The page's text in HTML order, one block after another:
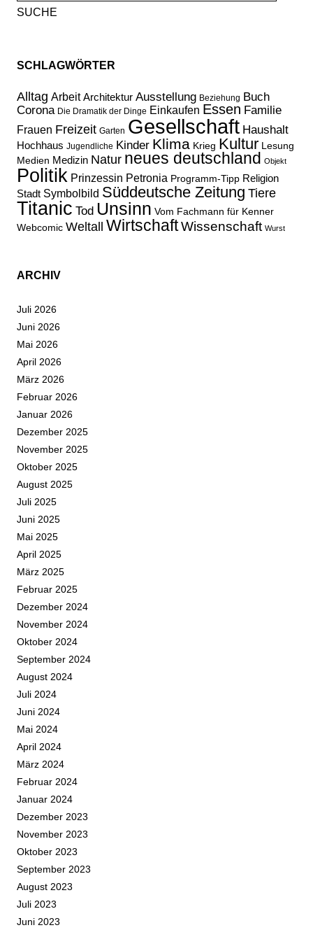
nach:
SCHLAGWÖRTER
Alltag Arbeit Architektur Ausstellung Beziehung Buch
Corona Die Dramatik der Dinge Einkaufen Essen Familie
Frauen Freizeit Garten Gesellschaft Haushalt
Hochhaus Jugendliche Kinder Klima Krieg Kultur Lesung
Medien Medizin Natur neues deutschland Objekt
Politik Prinzessin Petronia Programm-Tipp Religion
Stadt Symbolbild Süddeutsche Zeitung Tiere
Titanic Tod Unsinn Vom Fachmann für Kenner
Webcomic Weltall WirtschaftWissenschaft Wurst
ARCHIV
Juli 2026
Juni 2026
Mai 2026
April 2026
März 2026
Februar 2026
Januar 2026
Dezember 2025
November 2025
Oktober 2025
August 2025
Juli 2025
Juni 2025
Mai 2025
April 2025
März 2025
Februar 2025
Dezember 2024
November 2024
Oktober 2024
September 2024
August 2024
Juli 2024
Juni 2024
Mai 2024
April 2024
März 2024
Februar 2024
Januar 2024
Dezember 2023
November 2023
Oktober 2023
September 2023
August 2023
Juli 2023
Juni 2023